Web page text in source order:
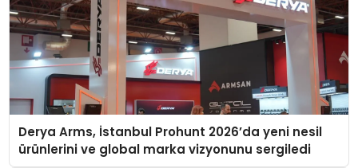
Derya Arms, İstanbul Prohunt 2026’da yeni nesil
ürünlerini ve global marka vizyonunu sergiledi